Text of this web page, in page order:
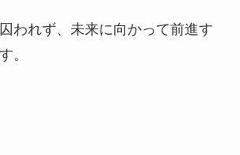
われず、未来に向かって前進す
。